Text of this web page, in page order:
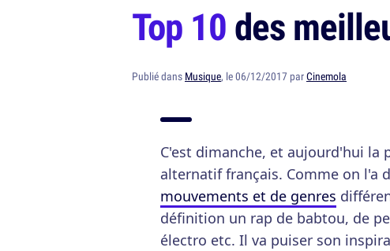
Top 10des
Publié dans Musique, le 06/12/2017 parCinemola
C'est dimanche, et aujourd'hui la
alternatif français. Comme on l'a
mouvements et de genres
définition un rap de babtou, de
électro etc. Il va puiser son